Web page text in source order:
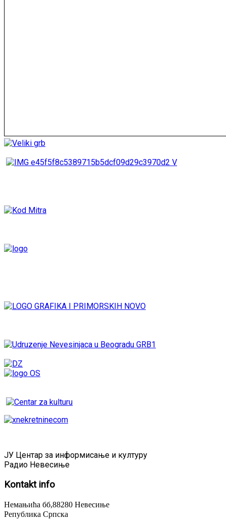
ЈУ Центар за информисање и културу
Радио Невесиње
Kontaktinfo
Немањића бб,88280 Невесиње
Република Српска